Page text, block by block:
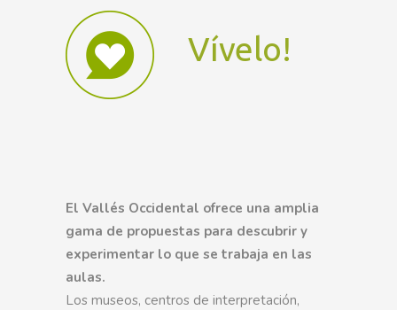
Vívelo!
El Vallés Occidental ofrece una amplia
gama de propuestas para descubrir y
experimentar lo que se trabaja en las
aulas.
Los museos, centros de interpretación,